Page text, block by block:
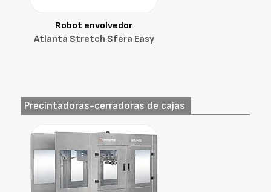
Robot envolvedor
Atlanta Stretch Sfera Easy
Precintadoras-cerradoras de cajas